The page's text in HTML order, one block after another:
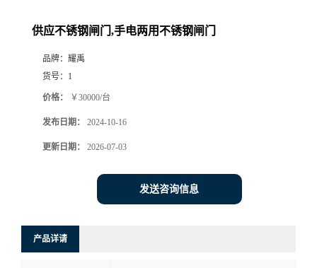
供应不锈钢闸门,手电两用不锈钢闸门
品牌： 耀禹
货号： 1
价格： ￥30000/台
发布日期： 2024-10-16
更新日期： 2026-07-03
发送咨询信息
产品详请